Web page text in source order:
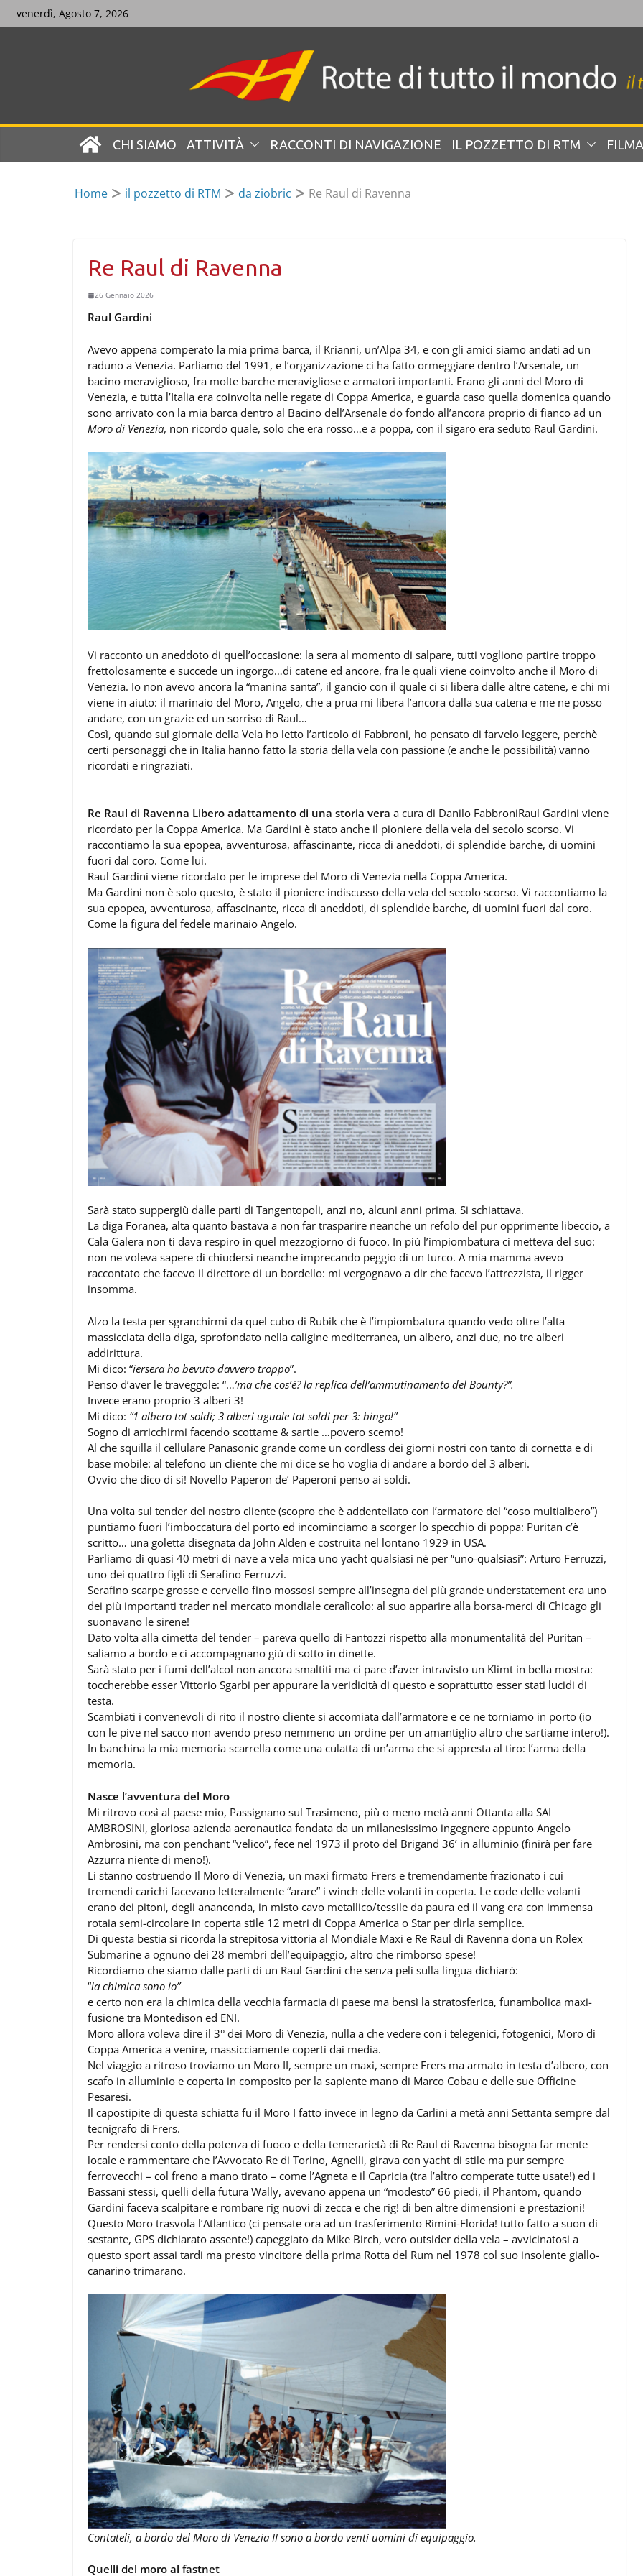
to
venerdì, Agosto 7, 2026
CHI SIAMO ATTIVITÀ RACCONTI DI NAVIGAZIONE IL POZZETTO DI RTM
Home il pozzetto di RTM da ziobric Re Raul di Ravenna
Re Raul di Ravenna
26 Gennaio 2026
Raul Gardini
Avevo appena comperato la mia prima barca, il Krianni, un’Alpa 34, e con gli amici siamo andati ad un
raduno a Venezia. Parliamo del 1991, e l’organizzazione ci ha fatto ormeggiare dentro l’Arsenale, un
bacino meraviglioso, fra molte barche meravigliose e armatori importanti. Erano gli anni del Moro di
Venezia, e tutta l’Italia era coinvolta nelle regate di Coppa America, e guarda caso quella domenica quando
sono arrivato con la mia barca dentro al Bacino dell’Arsenale do fondo all’ancora proprio di fianco ad un
Moro di Venezia, non ricordo quale, solo che era rosso…e a poppa, con il sigaro era seduto Raul Gardini.
Vi racconto un aneddoto di quell’occasione: la sera al momento di salpare, tutti vogliono partire troppo
frettolosamente e succede un ingorgo…di catene ed ancore, fra le quali viene coinvolto anche il Moro di
Venezia. Io non avevo ancora la “manina santa”, il gancio con il quale ci si libera dalle altre catene, e chi mi
viene in aiuto: il marinaio del Moro, Angelo, che a prua mi libera l’ancora dalla sua catena e me ne posso
andare, con un grazie ed un sorriso di Raul…
Così, quando sul giornale della Vela ho letto l’articolo di Fabbroni, ho pensato di farvelo leggere, perchè
certi personaggi che in Italia hanno fatto la storia della vela con passione (e anche le possibilità) vanno
ricordati e ringraziati.
Re Raul di Ravenna Libero adattamento di una storia vera a cura di Danilo FabbroniRaul Gardini viene
ricordato per la Coppa America. Ma Gardini è stato anche il pioniere della vela del secolo scorso. Vi
raccontiamo la sua epopea, avventurosa, affascinante, ricca di aneddoti, di splendide barche, di uomini
fuori dal coro. Come lui.
Raul Gardini viene ricordato per le imprese del Moro di Venezia nella Coppa America.
Ma Gardini non è solo questo, è stato il pioniere indiscusso della vela del secolo scorso. Vi raccontiamo la
sua epopea, avventurosa, affascinante, ricca di aneddoti, di splendide barche, di uomini fuori dal coro.
Come la figura del fedele marinaio Angelo.
Sarà stato suppergiù dalle parti di Tangentopoli, anzi no, alcuni anni prima. Si schiattava.
La diga Foranea, alta quanto bastava a non far trasparire neanche un refolo del pur opprimente libeccio, a
Cala Galera non ti dava respiro in quel mezzogiorno di fuoco. In più l’impiombatura ci metteva del suo:
non ne voleva sapere di chiudersi neanche imprecando peggio di un turco. A mia mamma avevo
raccontato che facevo il direttore di un bordello: mi vergognavo a dir che facevo l’attrezzista, il rigger
insomma.
Alzo la testa per sgranchirmi da quel cubo di Rubik che è l’impiombatura quando vedo oltre l’alta
massicciata della diga, sprofondato nella caligine mediterranea, un albero, anzi due, no tre alberi
addirittura.
Mi dico: “iersera ho bevuto davvero troppo”.
Penso d’aver le traveggole: “…’ma che cos’è? la replica dell’ammutinamento del Bounty?”.
Invece erano proprio 3 alberi 3!
Mi dico: “1 albero tot soldi; 3 alberi uguale tot soldi per 3: bingo!”
Sogno di arricchirmi facendo scottame & sartie …povero scemo!
Al che squilla il cellulare Panasonic grande come un cordless dei giorni nostri con tanto di cornetta e di
base mobile: al telefono un cliente che mi dice se ho voglia di andare a bordo del 3 alberi.
Ovvio che dico di sì! Novello Paperon de’ Paperoni penso ai soldi.
Una volta sul tender del nostro cliente (scopro che è addentellato con l’armatore del “coso multialbero”)
puntiamo fuori l’imboccatura del porto ed incominciamo a scorger lo specchio di poppa: Puritan c’è
scritto… una goletta disegnata da John Alden e costruita nel lontano 1929 in USA.
Parliamo di quasi 40 metri di nave a vela mica uno yacht qualsiasi né per “uno-qualsiasi”: Arturo Ferruzzi,
uno dei quattro figli di Serafino Ferruzzi.
Serafino scarpe grosse e cervello fino mossosi sempre all’insegna del più grande understatement era uno
dei più importanti trader nel mercato mondiale ceralìcolo: al suo apparire alla borsa-merci di Chicago gli
suonavano le sirene!
Dato volta alla cimetta del tender – pareva quello di Fantozzi rispetto alla monumentalità del Puritan –
saliamo a bordo e ci accompagnano giù di sotto in dinette.
Sarà stato per i fumi dell’alcol non ancora smaltiti ma ci pare d’aver intravisto un Klimt in bella mostra:
toccherebbe esser Vittorio Sgarbi per appurare la veridicità di questo e soprattutto esser stati lucidi di
testa.
Scambiati i convenevoli di rito il nostro cliente si accomiata dall’armatore e ce ne torniamo in porto (io
con le pive nel sacco non avendo preso nemmeno un ordine per un amantiglio altro che sartiame intero!).
In banchina la mia memoria scarrella come una culatta di un’arma che si appresta al tiro: l’arma della
memoria.
Nasce l’avventura del Moro
Mi ritrovo così al paese mio, Passignano sul Trasimeno, più o meno metà anni Ottanta alla SAI
AMBROSINI, gloriosa azienda aeronautica fondata da un milanesissimo ingegnere appunto Angelo
Ambrosini, ma con penchant “velico”, fece nel 1973 il proto del Brigand 36’ in alluminio (finirà per fare
Azzurra niente di meno!).
Lì stanno costruendo Il Moro di Venezia, un maxi firmato Frers e tremendamente frazionato i cui
tremendi carichi facevano letteralmente “arare” i winch delle volanti in coperta. Le code delle volanti
erano dei pitoni, degli ananconda, in misto cavo metallico/tessile da paura ed il vang era con immensa
rotaia semi-circolare in coperta stile 12 metri di Coppa America o Star per dirla semplice.
Di questa bestia si ricorda la strepitosa vittoria al Mondiale Maxi e Re Raul di Ravenna dona un Rolex
Submarine a ognuno dei 28 membri dell’equipaggio, altro che rimborso spese!
Ricordiamo che siamo dalle parti di un Raul Gardini che senza peli sulla lingua dichiarò:
“la chimica sono io”
e certo non era la chimica della vecchia farmacia di paese ma bensì la stratosferica, funambolica maxi-
fusione tra Montedison ed ENI.
Moro allora voleva dire il 3° dei Moro di Venezia, nulla a che vedere con i telegenici, fotogenici, Moro di
Coppa America a venire, massicciamente coperti dai media.
Nel viaggio a ritroso troviamo un Moro II, sempre un maxi, sempre Frers ma armato in testa d’albero, con
scafo in alluminio e coperta in composito per la sapiente mano di Marco Cobau e delle sue Officine
Pesaresi.
Il capostipite di questa schiatta fu il Moro I fatto invece in legno da Carlini a metà anni Settanta sempre dal
tecnigrafo di Frers.
Per rendersi conto della potenza di fuoco e della temerarietà di Re Raul di Ravenna bisogna far mente
locale e rammentare che l’Avvocato Re di Torino, Agnelli, girava con yacht di stile ma pur sempre
ferrovecchi – col freno a mano tirato – come l’Agneta e il Capricia (tra l’altro comperate tutte usate!) ed i
Bassani stessi, quelli della futura Wally, avevano appena un “modesto” 66 piedi, il Phantom, quando
Gardini faceva scalpitare e rombare rig nuovi di zecca e che rig! di ben altre dimensioni e prestazioni!
Questo Moro trasvola l’Atlantico (ci pensate ora ad un trasferimento Rimini-Florida! tutto fatto a suon di
sestante, GPS dichiarato assente!) capeggiato da Mike Birch, vero outsider della vela – avvicinatosi a
questo sport assai tardi ma presto vincitore della prima Rotta del Rum nel 1978 col suo insolente giallo-
canarino trimarano.
Contateli, a bordo del Moro di Venezia II sono a bordo venti uomini di equipaggio.
Quelli del moro al fastnet